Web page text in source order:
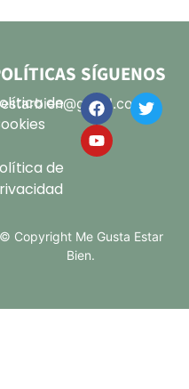
de
de
SÍGUENOS
© Copyright Me Gusta Estar
Bien.